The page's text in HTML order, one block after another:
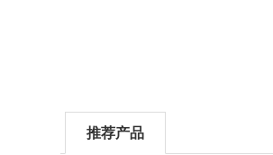
推荐产品